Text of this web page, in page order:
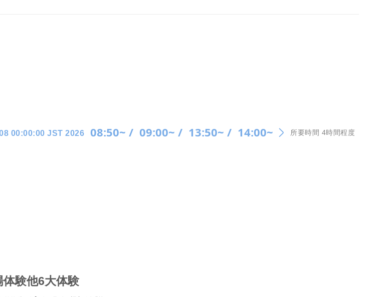
00:00:00 JST 2026 08:50~ / 09:00~ / 13:50~ / 14:00~ 所要時間 4時間程度
験他6大体験